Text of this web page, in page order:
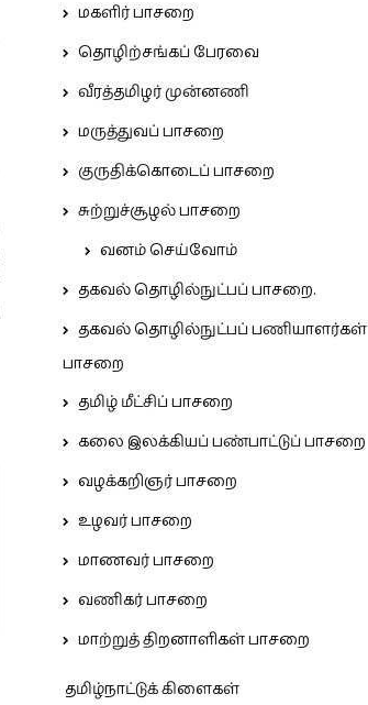
மகளிர் பாசறை
தொழிற்சங்கப் பேரவை
வீரத்தமிழர் முன்னணி
மருத்துவப் பாசறை
குருதிக்கொடைப் பாசறை
சுற்றுச்சூழல் பாசறை
வனம் செய்வோம்
தகவல் தொழில்நுட்பப் பாசறை.
தகவல் தொழில்நுட்பப் பணியாளர்கள்
பாசறை
தமிழ் மீட்சிப் பாசறை
கலை இலக்கியப் பண்பாட்டுப் பாசறை
வழக்கறிஞர் பாசறை
உழவர் பாசறை
மாணவர் பாசறை
வணிகர் பாசறை
மாற்றுத் திறனாளிகள் பாசறை
தமிழ்நாட்டுக் கிளைகள்